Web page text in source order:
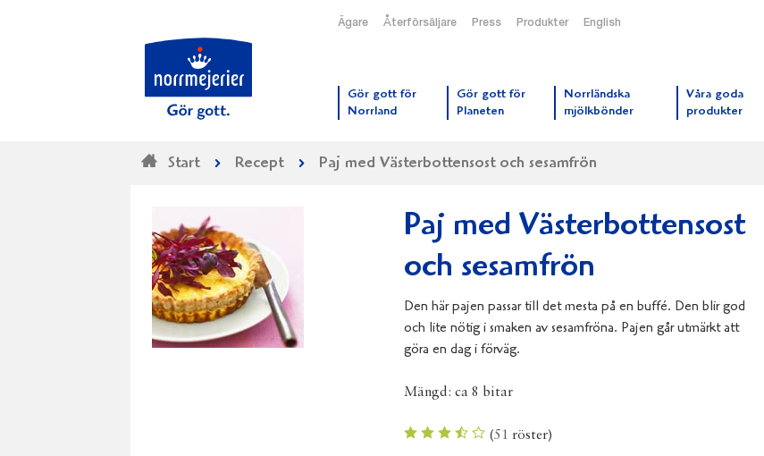
Ägare Återförsäljare Press Produkter English
Gör gott för
Norrland
Gör gott för
Planeten
Norrländska
mjölkbönder
Våra goda
produkter
Start Recept Paj med Västerbottensost och sesamfrön
Paj med Västerbottensost
och sesamfrön
Den här pajen passar till det mesta på en buffé. Den blir god
och lite nötig i smaken av sesamfröna. Pajen går utmärkt att
göra en dag i förväg.
Mängd:ca 8 bitar
(51 röster)